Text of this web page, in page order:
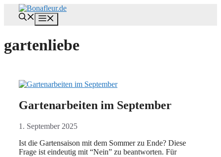
Inhalt
gartenliebe
Gartenarbeiten im September
1. September 2025
Ist die Gartensaison mit dem Sommer zu Ende? Diese
Frage ist eindeutig mit “Nein” zu beantworten. Für